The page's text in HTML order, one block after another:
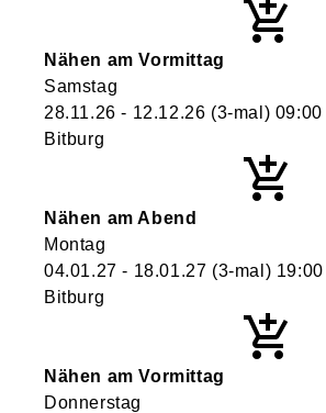
Nähen am Vormittag
Samstag
28.11.26 - 12.12.26 (3-mal) 09:00
Bitburg
Nähen am Abend
Montag
04.01.27 - 18.01.27 (3-mal) 19:00
Bitburg
Nähen am Vormittag
Donnerstag